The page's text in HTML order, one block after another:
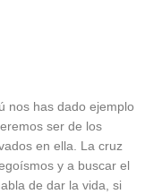
nos has dado ejemplo
ser de los
en ella. La cruz
y a buscar el
de dar la vida, si